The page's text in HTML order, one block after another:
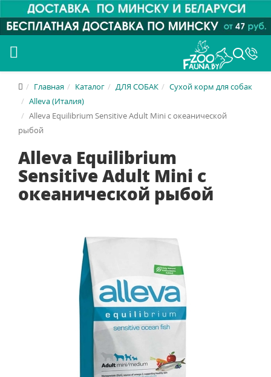
Главная Каталог ДЛЯ СОБАК
Сухой корм для собак
Alleva (Италия)
Alleva Equilibrium Sensitive Adult Mini с океанической
рыбой
Alleva Equilibrium
Sensitive Adult Mini с
океанической рыбой